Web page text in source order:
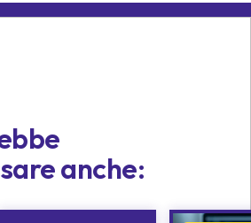
anche: